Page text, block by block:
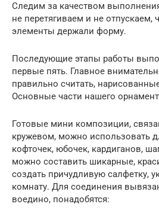
Следим за качеством
не перетягиваем и не отпускаем,
элементы держали форму.
Последующие этапы работы
первые пять. Главное
правильно считать,
Основные части нашего
Готовые мини композиции,
кружевом, можно использовать
кофточек, юбочек, кардиганов,
можно составить шикарные,
создать причудливую салфетку,
комнату. Для соединения
воедино, понадобятся: